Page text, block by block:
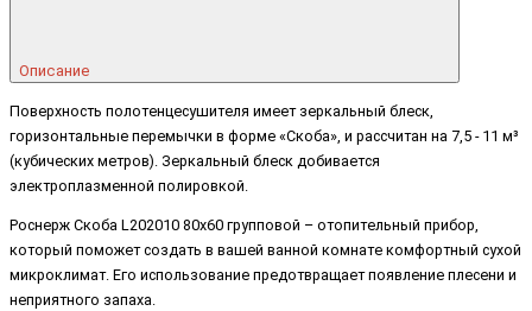
Описание
Поверхность полотенцесушителя имеет зеркальный блеск,
горизонтальные перемычки в форме «Скоба», и рассчитан на 7,5 - 11 м³
(кубических метров). Зеркальный блеск добивается
электроплазменной полировкой.
Роснерж Скоба L202010 80x60 групповой – отопительный прибор,
который поможет создать в вашей ванной комнате комфортный сухой
микроклимат. Его использование предотвращает появление плесени и
неприятного запаха.